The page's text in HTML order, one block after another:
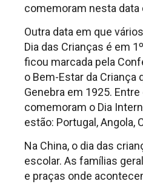
comemoram nesta data
Outra data em que
Dia das Crianças é em
ficou marcada pela
o Bem-Estar da Criança
Genebra em 1925.
comemoram o Dia
estão: Portugal, Angola,
Na China, o dia das
escolar. As famílias
e praças onde